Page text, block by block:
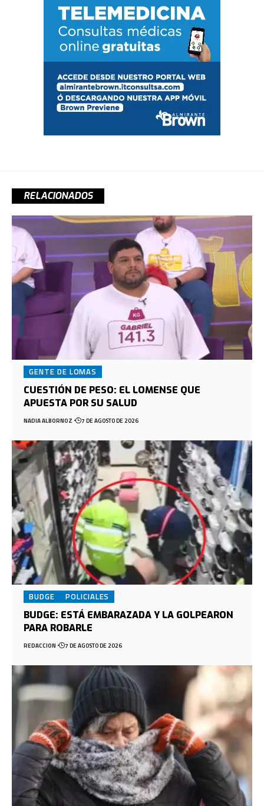
RELACIONADOS
GENTE DE LOMAS
CUESTIÓN DE PESO: EL LOMENSE QUE
APUESTA POR SU SALUD
NADIA ALBORNOZ 7 DE AGOSTO DE 2026
BUDGE POLICIALES
BUDGE: ESTÁ EMBARAZADA Y LA GOLPEARON
PARA ROBARLE
REDACCION 7 DE AGOSTO DE 2026